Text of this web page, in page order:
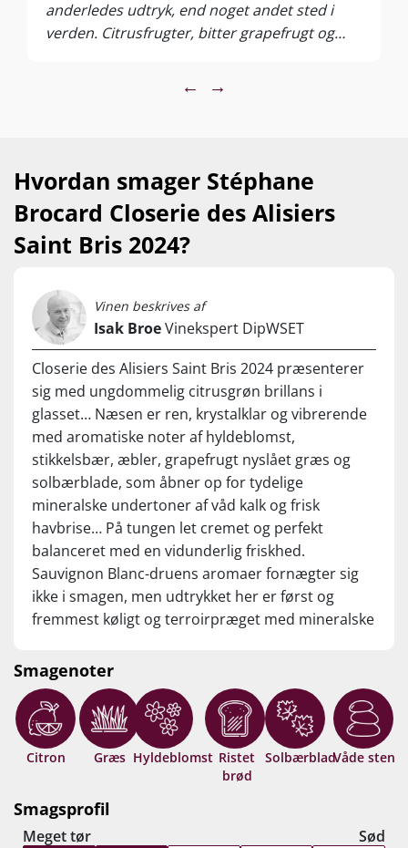
anderledes udtryk, end noget andet sted i
verden. Citrusfrugter, bitter grapefrugt og
← →
Hvordan smager Stéphane
Brocard Closerie des Alisiers
Saint Bris 2024?
Vinen beskrives af
Isak BroeVinekspert DipWSET
Closerie des Alisiers Saint Bris 2024 præsenterer
sig med ungdommelig citrusgrøn brillans i
glasset… Næsen er ren, krystalklar og vibrerende
med aromatiske noter af hyldeblomst,
stikkelsbær, æbler, grapefrugt nyslået græs og
solbærblade, som åbner op for tydelige
mineralske undertoner af våd kalk og frisk
havbrise… På tungen let cremet og perfekt
balanceret med en vidunderlig friskhed.
Sauvignon Blanc-druens aromaer fornægter sig
ikke i smagen, men udtrykket her er først og
fremmest køligt og terroirpræget med mineralske
bourgogne også smage… Spændende glas – og
klart anbefalet til prisen! Drik nu, eller gem 4-5 år
fra høståret.
Smagenoter
Citron Græs Hyldeblomst Ristet
brød
SolbærbladVåde sten
Smagsprofil
Meget tør
Sød